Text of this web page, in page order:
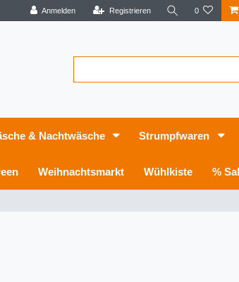
Anmelden Registrieren 0
& Nachtwäsche Strumpfwaren
Weihnachtsmarkt Wühlkiste %